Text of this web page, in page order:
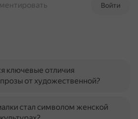
Войти
ключевые отличия
от художественной?
стал символом женской